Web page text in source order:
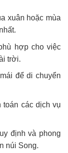
xuân hoặc mùa
hợp cho việc
trời.
để di chuyển
toán các dịch vụ
định và phong
núi Song.